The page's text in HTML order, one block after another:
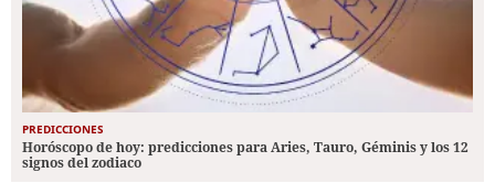
PREDICCIONES
Horóscopo de hoy: predicciones para Aries, Tauro, Géminis y los 12
signos del zodiaco